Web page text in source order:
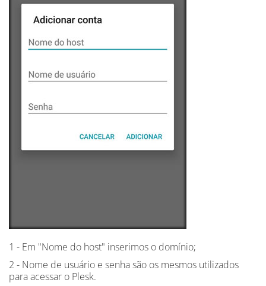
1 - Em "Nome do host" inserimos o domínio;
2 - Nome de usuário e senha são os mesmos utilizados
para acessar o Plesk.